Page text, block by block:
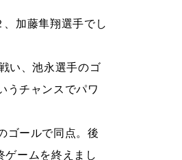
加藤隼翔選手でし
い、池永選手のゴ
うチャンスでパワ
ゴールで同点。後
ームを終えまし